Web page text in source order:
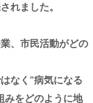
れました。
、市民活動がどの
なく“病気になる
みをどのように地